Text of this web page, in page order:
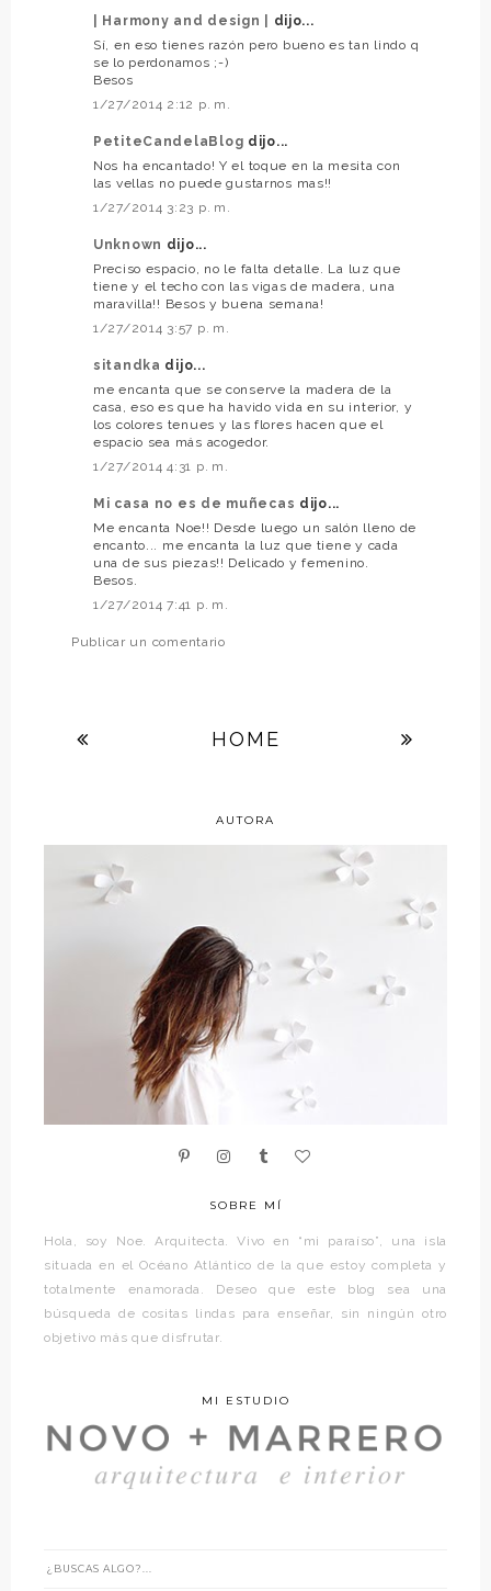
| Harmony and design |
dijo...
Sí, en eso tienes razón pero bueno es tan lindo q
se lo perdonamos ;-)
Besos
1/27/2014 2:12 p. m.
PetiteCandelaBlog dijo...
Nos ha encantado! Y el toque en la mesita con
las vellas no puede gustarnos mas!!
1/27/2014 3:23 p. m.
Unknown dijo...
Preciso espacio, no le falta detalle. La luz que
tiene y el techo con las vigas de madera, una
maravilla!! Besos y buena semana!
1/27/2014 3:57 p. m.
sitandka dijo...
me encanta que se conserve la madera de la
casa, eso es que ha havido vida en su interior, y
los colores tenues y las flores hacen que el
espacio sea más acogedor.
1/27/2014 4:31 p. m.
Mi casa no es de muñecas dijo...
Me encanta Noe!! Desde luego un salón lleno de
encanto... me encanta la luz que tiene y cada
una de sus piezas!! Delicado y femenino.
Besos.
1/27/2014 7:41 p. m.
Publicar un comentario
HOME
AUTORA
SOBRE MÍ
Hola, soy Noe. Arquitecta. Vivo en “mi paraíso”, una isla
situada en el Océano Atlántico de la que estoy completa y
totalmente enamorada. Deseo que este blog sea una
búsqueda de cositas lindas para enseñar, sin ningún otro
objetivo más que disfrutar.
MI ESTUDIO